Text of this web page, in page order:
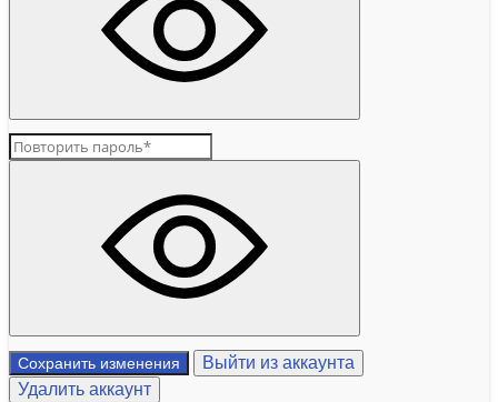
Сохранить изменения
Выйти из аккаунта
Удалить аккаунт